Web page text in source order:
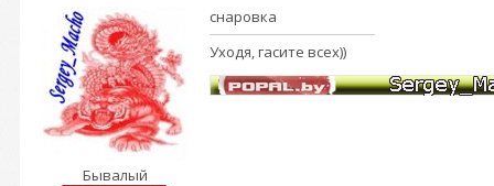
Бывалый
снаровка
Уходя, гасите всех))